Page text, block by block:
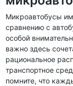
Микроавтобусы
сравнению с
особой
важно здесь
рациональное
транспортное
помните, что